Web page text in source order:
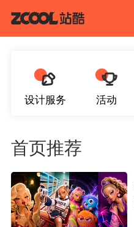
设计服务 活动
首页推荐